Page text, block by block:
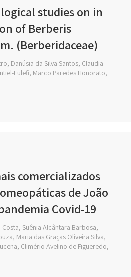
studies on in
of Berberis
(Berberidaceae)
Danúsia da Silva Santos, Claudia
Eulefi, Marco Paredes Honorato,
comercializados
de João
Covid-19
Suênia Alcântara Barbosa,
Maria das Graças Oliveira Silva,
Climério Avelino de Figueredo,